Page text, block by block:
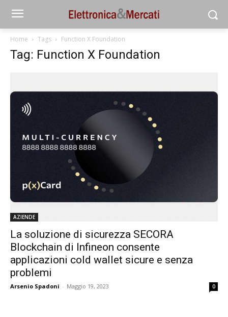
Home Tags Function X Foundation
Tag: Function X Foundation
AZIENDE
La soluzione di sicurezza SECORA
Blockchain di Infineon consente
applicazioni cold wallet sicure e senza
problemi
Arsenio Spadoni - Maggio 19, 2023 0